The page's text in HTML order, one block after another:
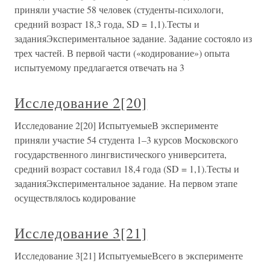
приняли участие 58 человек (студенты-психологи,
средний возраст 18,3 года, SD = 1,1).Тесты и
заданияЭкспериментальное задание. Задание состояло из
трех частей. В первой части («кодирование») опыта
испытуемому предлагается отвечать на 3
Исследование 2[20]
Исследование 2[20] ИспытуемыеВ эксперименте
приняли участие 54 студента 1–3 курсов Московского
государственного лингвистического университета,
средний возраст составил 18,4 года (SD = 1,1).Тесты и
заданияЭкспериментальное задание. На первом этапе
осуществлялось кодирование
Исследование 3[21]
Исследование 3[21] ИспытуемыеВсего в эксперименте